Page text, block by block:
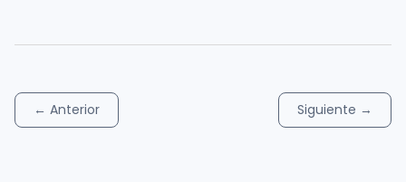
← Anterior Siguiente →